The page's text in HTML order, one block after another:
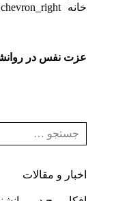
chevron_right
عزت نفس در
اخبار و مقالات